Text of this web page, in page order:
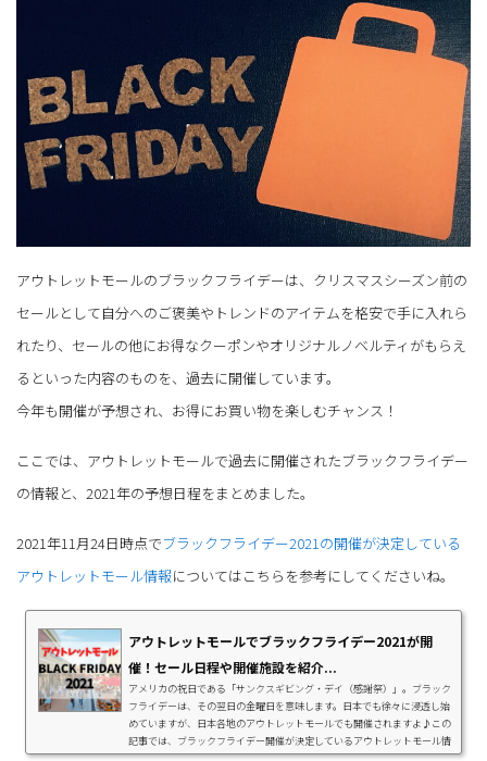
アウトレットモールのブラックフライデーは、クリスマスシーズン前の
セールとして自分へのご褒美やトレンドのアイテムを格安で手に入れら
れたり、セールの他にお得なクーポンやオリジナルノベルティがもらえ
るといった内容のものを、過去に開催しています。
今年も開催が予想され、お得にお買い物を楽しむチャンス！
ここでは、アウトレットモールで過去に開催されたブラックフライデー
の情報と、2021年の予想日程をまとめました。
2021年11月24日時点でブラックフライデー2021の開催が決定している
アウトレットモール情報についてはこちらを参考にしてくださいね。
アウトレットモールでブラックフライデー2021が開
催！セール日程や開催施設を紹介...
アメリカの祝日である「サンクスギビング・デイ（感謝祭）」。ブラック
フライデーは、その翌日の金曜日を意味します。日本でも徐々に浸透し始
めていますが、日本各地のアウトレットモールでも開催されますよ♪この
記事では、ブラックフライデー開催が決定しているアウトレットモール情